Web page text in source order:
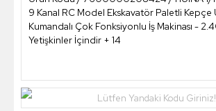
Lütfen Yandaki Kodu Giriniz!